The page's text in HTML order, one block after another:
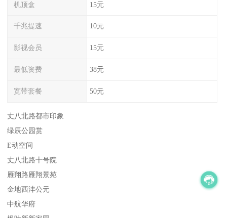
机顶盒 15元
千兆提速 10元
影视会员 15元
最低资费 38元
宽带套餐 50元
丈八北路都市印象
绿辰公园赏
E动空间
丈八北路十号院
雁翔路雁翔景苑
金地西沣公元
中航华府